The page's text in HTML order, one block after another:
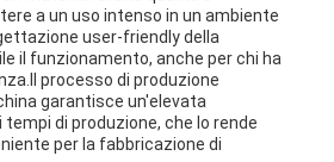
a un uso intenso in un ambiente
user-friendly della
il funzionamento, anche per chi ha
processo di produzione
garantisce un'elevata
di produzione, che lo rende
per la fabbricazione di